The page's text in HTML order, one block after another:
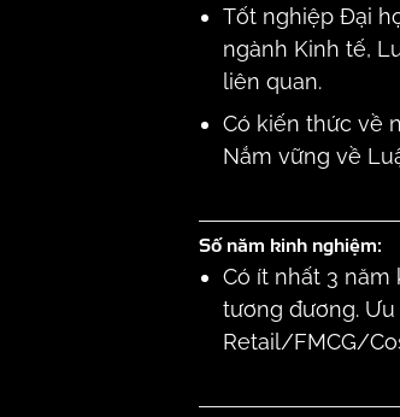
Tốt nghiệp Đại
ngành Kinh tế,
liên quan.
Có kiến thức về
Nắm vững về
Số năm kinh nghiệm:
Có ít nhất 3
tương đương.
Retail/FMCG/